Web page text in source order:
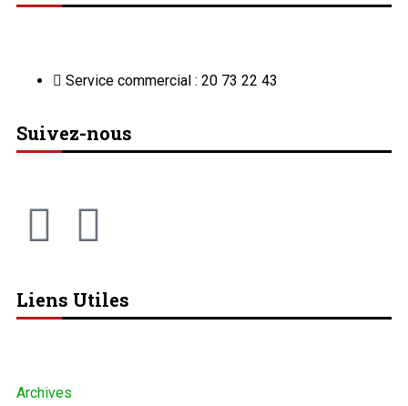
Service commercial : 20 73 22 43
Suivez-nous
Liens Utiles
Archives